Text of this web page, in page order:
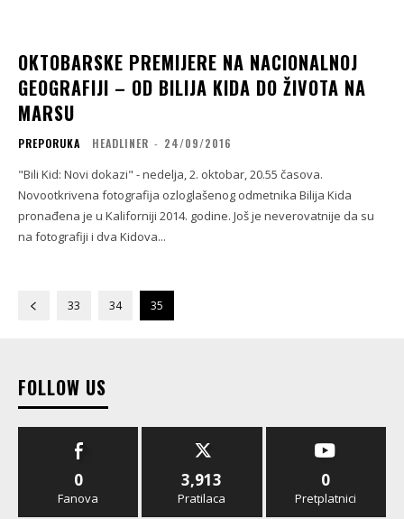
OKTOBARSKE PREMIJERE NA NACIONALNOJ
GEOGRAFIJI – OD BILIJA KIDA DO ŽIVOTA NA
MARSU
PREPORUKA HEADLINER - 24/09/2016
"Bili Kid: Novi dokazi" - nedelja, 2. oktobar, 20.55 časova.
Novootkrivena fotografija ozloglašenog odmetnika Bilija Kida
pronađena je u Kaliforniji 2014. godine. Još je neverovatnije da su
na fotografiji i dva Kidova...
33 34 35
FOLLOW US
0
Fanova
3,913
Pratilaca
0
Pretplatnici